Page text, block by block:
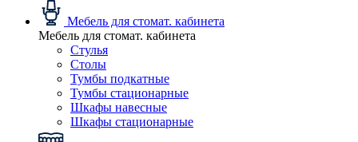
Мебель для стомат. кабинета
Мебель для стомат. кабинета
Стулья
Столы
Тумбы подкатные
Тумбы стационарные
Шкафы навесные
Шкафы стационарные